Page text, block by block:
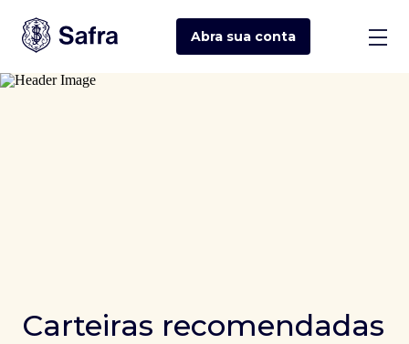
Abra sua conta
Carteiras recomendadas